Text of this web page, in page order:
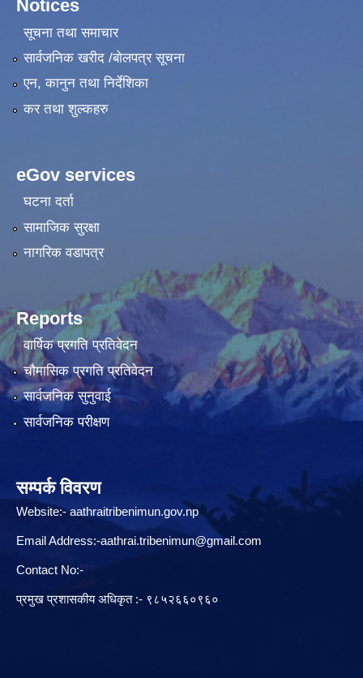
Notices
सूचना तथा समाचार
सार्वजनिक खरीद /बोलपत्र सूचना
एन, कानुन तथा निर्देशिका
कर तथा शुल्कहरु
eGov services
घटना दर्ता
सामाजिक सुरक्षा
नागरिक वडापत्र
Reports
वार्षिक प्रगति प्रतिवेदन
चौमासिक प्रगति प्रतिवेदन
सार्वजनिक सुनुवाई
सार्वजनिक परीक्षण
सम्पर्क विवरण
Website:-aathraitribenimun.gov.np
Email Address:-aathrai.tribenimun@gmail.com
Contact No:-
प्रमुख प्रशासकीय अधिकृत :- ९८५२६६०९६०